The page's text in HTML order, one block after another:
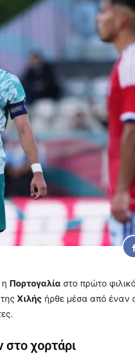
Πορτογαλία στο πρώτο
Χιλής ήρθε μέσα από έναν
χορτάρι